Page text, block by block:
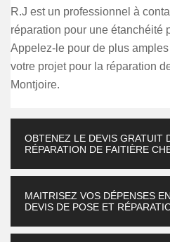
R.J est un professionnel à
réparation pour une étanchéité
Appelez-le pour de plus
votre projet pour la réparation
Montjoire.
OBTENEZ LE DEVIS GRATUIT
RÉPARATION DE FAITIÈRE
MAITRISEZ VOS DÉPENSES
DEVIS DE POSE ET